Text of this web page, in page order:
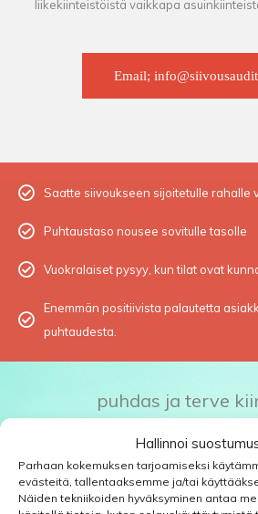
Hallinnoi
Parhaan kokemuksen tarjoamiseksi
evästeitä, tallentaaksemme ja/tai
Näiden tekniikoiden hyväksyminen antaa
liikekiinteistöistä vaikkapa
Email;
Saatte siivoukseen sijoitetulle rahalle
Puhtaustaso nousee sovitulle tasolle
Vuokralaiset pysyy, kun tilat ovat
Enemmän positiivista palautetta
puhtaudesta.
puhdas ja terve
Arvioimme nykyisten
Teemme puhtausmittauksia
saakka.